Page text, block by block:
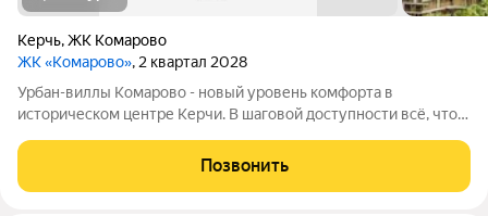
Керчь,ЖК Комарово
ЖК «Комарово», 2 квартал 2028
Урбан-виллы Комарово - новый уровень комфорта в
историческом центре Керчи. В шаговой доступности всё, что
благодаря обилию парковых зон. Прямо под окнами самый
большой ландшафтный парк в
Позвонить